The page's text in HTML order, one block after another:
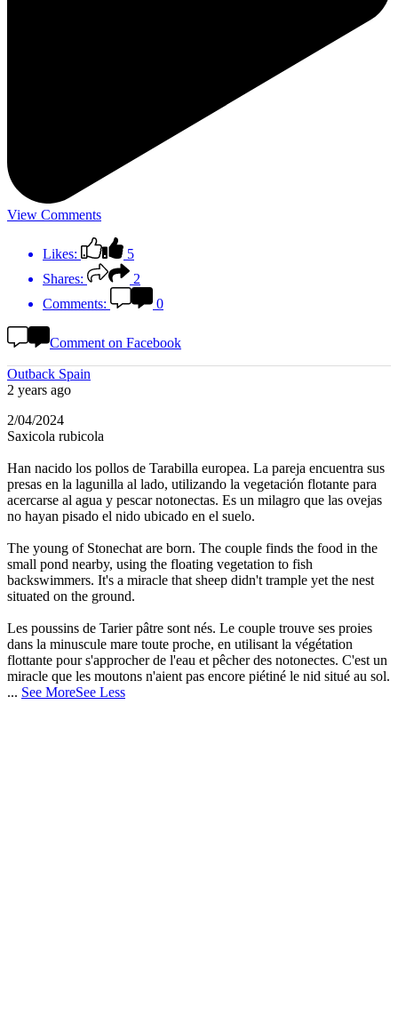
View Comments
Likes:
5
Shares:
2
Comments:
0
Comment on Facebook
Outback Spain
2 years ago
2/04/2024
Saxicola rubicola
Han nacido los pollos de Tarabilla europea. La pareja encuentra sus
presas en la lagunilla al lado, utilizando la vegetación flotante para
acercarse al agua y pescar notonectas. Es un milagro que las ovejas
no hayan pisado el nido ubicado en el suelo.
The young of Stonechat are born. The couple finds the food in the
small pond nearby, using the floating vegetation to fish
backswimmers. It's a miracle that sheep didn't trample yet the nest
situated on the ground.
Les poussins de Tarier pâtre sont nés. Le couple trouve ses proies
dans la minuscule mare toute proche, en utilisant la végétation
flottante pour s'approcher de l'eau et pêcher des notonectes. C'est un
miracle que les moutons n'aient pas encore piétiné le nid situé au sol.
... See MoreSee Less